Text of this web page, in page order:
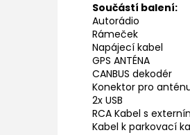
Součástí balení:
Autorádio
Rámeček
Napájecí kabel
GPS ANTÉNA
CANBUS dekodér
Konektor pro
2x USB
RCA Kabel s
Kabel k parkovací